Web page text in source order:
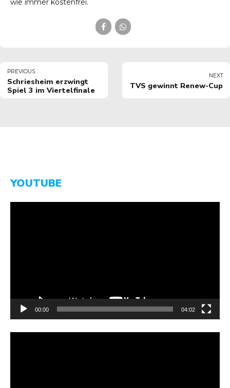
wie immer kostenfrei.
PREVIOUS
Schriesheim erzwingt
Spiel 3 im Viertelfinale
NEXT
TVS gewinnt Renew-Cup
YOUTUBE
00:00 04:02